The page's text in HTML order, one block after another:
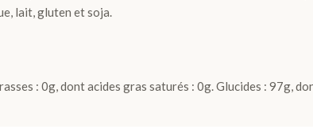
lait, gluten et soja.
: 0g, dont acides gras saturés : 0g. Glucides : 97g,